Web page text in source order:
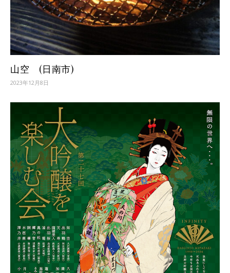
山空 (日南市)
2023年12月8日